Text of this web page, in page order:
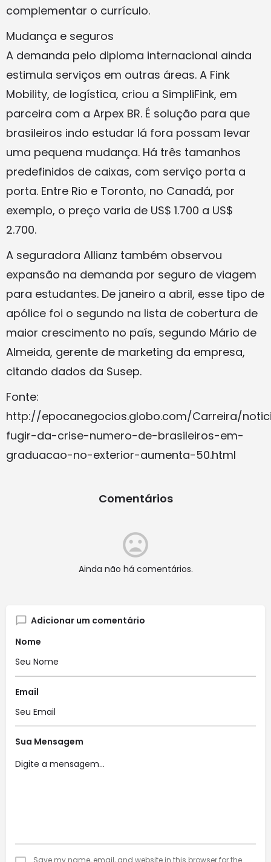
complementar o currículo.
Mudança e seguros
A demanda pelo diploma internacional ainda
estimula serviços em outras áreas. A Fink
Mobility, de logística, criou a SimpliFink, em
parceira com a Arpex BR. É solução para que
brasileiros indo estudar lá fora possam levar
uma pequena mudança. Há três tamanhos
predefinidos de caixas, com serviço porta a
porta. Entre Rio e Toronto, no Canadá, por
exemplo, o preço varia de US$ 1.700 a US$
2.700.
A seguradora Allianz também observou
expansão na demanda por seguro de viagem
para estudantes. De janeiro a abril, esse tipo de
apólice foi o segundo na lista de cobertura de
maior crescimento no país, segundo Mário de
Almeida, gerente de marketing da empresa,
citando dados da Susep.
Fonte:
http://epocanegocios.globo.com/Carreira/
fugir-da-crise-numero-de-brasileiros-em-
graduacao-no-exterior-aumenta-50.html
Comentários
Ainda não há comentários.
Adicionar um comentário
Nome
Email
Sua Mensagem
Save my name, email, and website in this browser for the